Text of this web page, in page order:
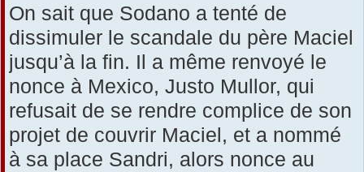
On sait que Sodano a tenté de
dissimuler le scandale du père Maciel
jusqu’à la fin. Il a même renvoyé le
nonce à Mexico, Justo Mullor, qui
refusait de se rendre complice de son
projet de couvrir Maciel, et a nommé
à sa place Sandri, alors nonce au